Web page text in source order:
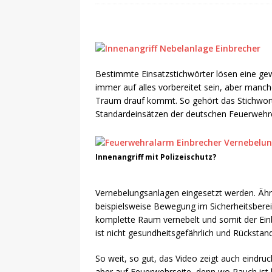
Bestimmte Einsatzstichwörter lösen eine
immer auf alles vorbereitet sein, aber
Traum drauf kommt. So gehört das
Standardeinsätzen der deutschen
Innenangriff mit Polizeischutz?
Vernebelungsanlagen eingesetzt werden.
beispielsweise Bewegung im
komplette Raum vernebelt und somit der
ist nicht gesundheitsgefährlich und
So weit, so gut, das Video zeigt auch